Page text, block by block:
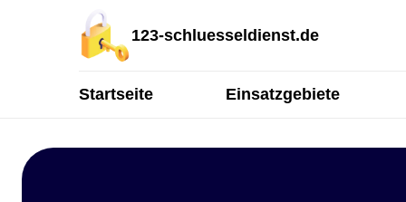
123-schluesseldienst.de
Startseite Einsatzgebiete